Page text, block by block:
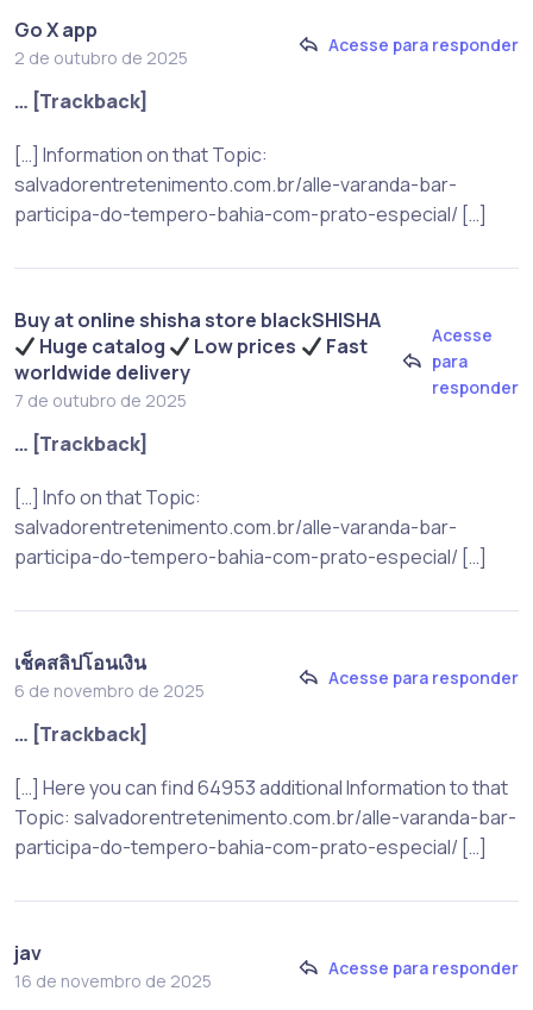
Go X app
2 de outubro de 2025
Acesse para responder
… [Trackback]
[…] Information on that Topic:
salvadorentretenimento.com.br/alle-varanda-bar-
participa-do-tempero-bahia-com-prato-especial/ […]
Buy at online shisha store blackSHISHA
Huge catalog
Low prices
Fast
worldwide delivery
7 de outubro de 2025
Acesse
para
responder
… [Trackback]
[…] Info on that Topic:
salvadorentretenimento.com.br/alle-varanda-bar-
participa-do-tempero-bahia-com-prato-especial/ […]
เช็คสลิปโอนเงิน
6 de novembro de 2025
Acesse para responder
… [Trackback]
[…] Here you can find 64953 additional Information to that
Topic: salvadorentretenimento.com.br/alle-varanda-bar-
participa-do-tempero-bahia-com-prato-especial/ […]
jav
16 de novembro de 2025
Acesse para responder